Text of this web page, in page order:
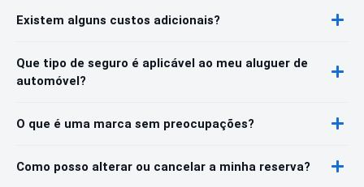
Existem alguns custos adicionais?
Que tipo de seguro é aplicável ao meu aluguer de
automóvel?
O que é uma marca sem preocupações?
Como posso alterar ou cancelar a minha reserva?